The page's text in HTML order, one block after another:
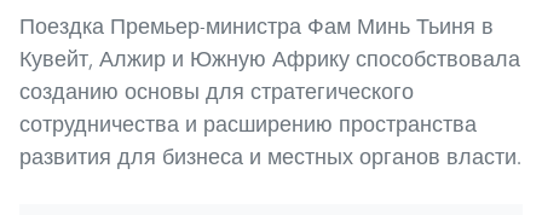
Поездка Премьер-министра Фам Минь Тьиня в
Кувейт, Алжир и Южную Африку способствовала
созданию основы для стратегического
сотрудничества и расширению пространства
развития для бизнеса и местных органов власти.